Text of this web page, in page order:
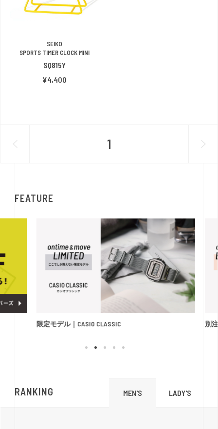
SEIKO
SPORTS TIMER CLOCK MINI
SQ815Y
¥4,400
1
FEATURE
限定モデル｜CASIO CLASSIC 別
RANKING MEN'S LADY'S